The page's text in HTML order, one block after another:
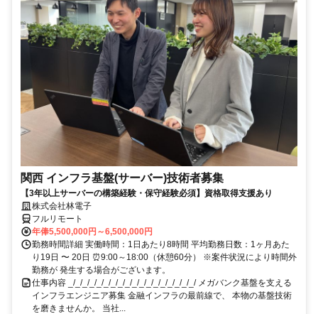
関西 インフラ基盤(サーバー)技術者募集
【3年以上サーバーの構築経験・保守経験必須】資格取得支援あり
株式会社林電子
フルリモート
年俸5,500,000円～6,500,000円
勤務時間詳細 実働時間：1日あたり8時間 平均勤務日数：1ヶ月あた
り19日 〜 20日 ⏰9:00～18:00（休憩60分） ※案件状況により時間外
勤務が 発生する場合がございます。
仕事内容 _/_/_/_/_/_/_/_/_/_/_/_/_/_/_/_/_/_/ メガバンク基盤を支える
インフラエンジニア募集 金融インフラの最前線で、 本物の基盤技術
を磨きませんか。 当社...